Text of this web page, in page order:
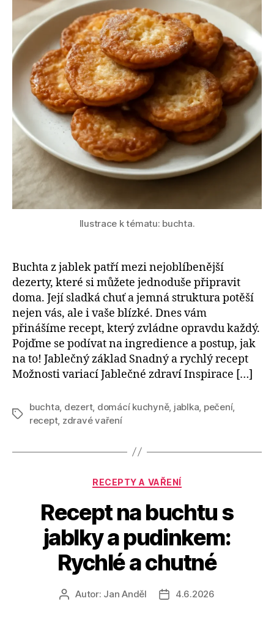
Ilustrace k tématu: buchta.
Buchta z jablek patří mezi nejoblíbenější
dezerty, které si můžete jednoduše připravit
doma. Její sladká chuť a jemná struktura potěší
nejen vás, ale i vaše blízké. Dnes vám
přinášíme recept, který zvládne opravdu každý.
Pojďme se podívat na ingredience a postup, jak
na to! Jablečný základ Snadný a rychlý recept
Možnosti variací Jablečné zdraví Inspirace […]
Štítky
buchta, dezert, domácí kuchyně, jablka, pečení,
recept, zdravé vaření
Rubriky
RECEPTY A VAŘENÍ
Recept na buchtu s
jablky a pudinkem:
Rychlé a chutné
AutorAutor: Jan Anděl
Datum
4.6.2026